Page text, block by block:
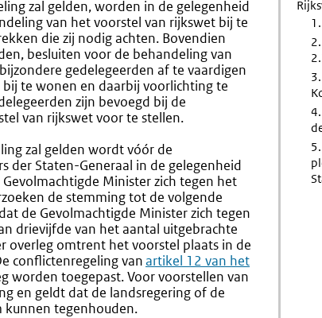
Mondeling
Overleg
Met
Kamercommissies
Behandeling
In
zal gelden, worden in de gelegenheid
van het voorstel van rijkswet bij te
die zij nodig achten. Bovendien
besluiten voor de behandeling van
gedelegeerden af te vaardigen
te wonen en daarbij voorlichting te
zijn bevoegd bij de
van rijkswet voor te stellen.
zal gelden wordt vóór de
der Staten-Generaal in de gelegenheid
Minister zich tegen het
de stemming tot de volgende
de Gevolmachtigde Minister zich tegen
drievijfde van het aantal uitgebrachte
overleg omtrent het voorstel plaats in de
conflictenregeling vanExterne
link:
artikel 12 van het
worden toegepast. Voor voorstellen van
en geldt dat de landsregering of de
kunnen tegenhouden.